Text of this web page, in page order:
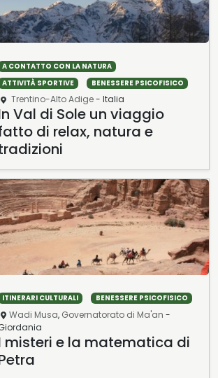
Verona, sul lago di Garda, ha
A CONTATTO CON LA NATURA
ATTIVITÀ SPORTIVE
BENESSERE PSICOFISICO
Trentino-Alto Adige- Italia
Val di Sole un viaggio
di relax, natura e
ITINERARI CULTURALI BENESSERE PSICOFISICO
Wadi Musa, Governatorato di Ma'an -
misteri e la matematica di